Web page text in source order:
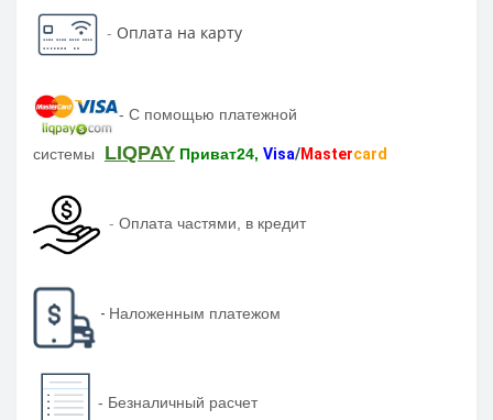
- Оплата на карту
- С помощью платежной
системы LIQPAY Приват24, Visa/Mastercard
- Оплата частями, в кредит
- Наложенным платежом
- Безналичный расчет